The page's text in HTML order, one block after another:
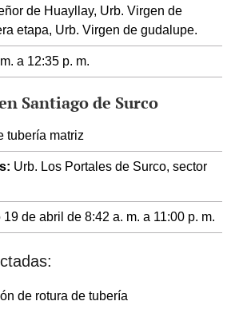
de Huayllay, Urb. Virgen de
etapa, Urb. Virgen de gudalupe.
a 12:35 p. m.
Santiago de Surco
tubería matriz
Urb. Los Portales de Surco, sector
de abril de 8:42 a. m. a 11:00 p. m.
de rotura de tubería